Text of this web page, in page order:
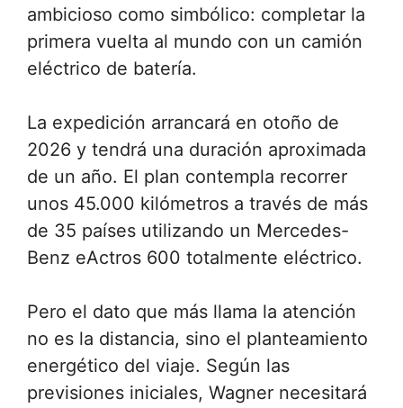
ambicioso como simbólico: completar la
primera vuelta al mundo con un camión
eléctrico de batería.
La expedición arrancará en otoño de
2026 y tendrá una duración aproximada
de un año. El plan contempla recorrer
unos 45.000 kilómetros a través de más
de 35 países utilizando un Mercedes-
Benz eActros 600 totalmente eléctrico.
Pero el dato que más llama la atención
no es la distancia, sino el planteamiento
energético del viaje. Según las
previsiones iniciales, Wagner necesitará